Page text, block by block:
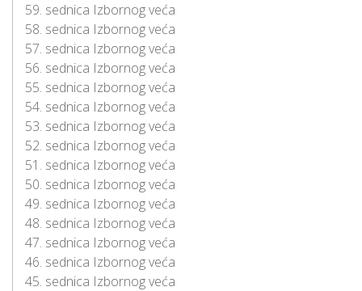
59. sednica Izbornog veća
58. sednica Izbornog veća
57. sednica Izbornog veća
56. sednica Izbornog veća
55. sednica Izbornog veća
54. sednica Izbornog veća
53. sednica Izbornog veća
52. sednica Izbornog veća
51. sednica Izbornog veća
50. sednica Izbornog veća
49. sednica Izbornog veća
48. sednica Izbornog veća
47. sednica Izbornog veća
46. sednica Izbornog veća
45. sednica Izbornog veća